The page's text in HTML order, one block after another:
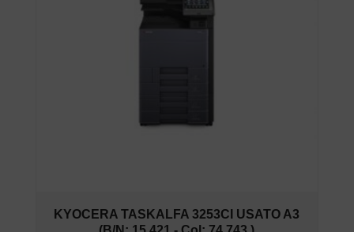
KYOCERA TASKALFA 3253CI USATO A3